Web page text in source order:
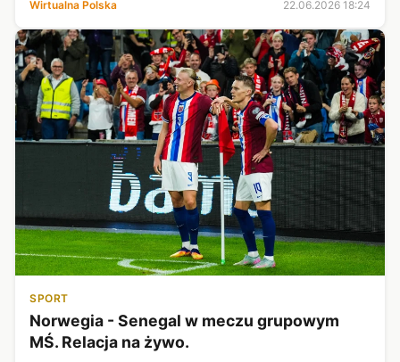
jego wizyty we...
Wirtualna Polska 22.06.2026 18:24
SPORT
Norwegia - Senegal w meczu grupowym
MŚ. Relacja na żywo.